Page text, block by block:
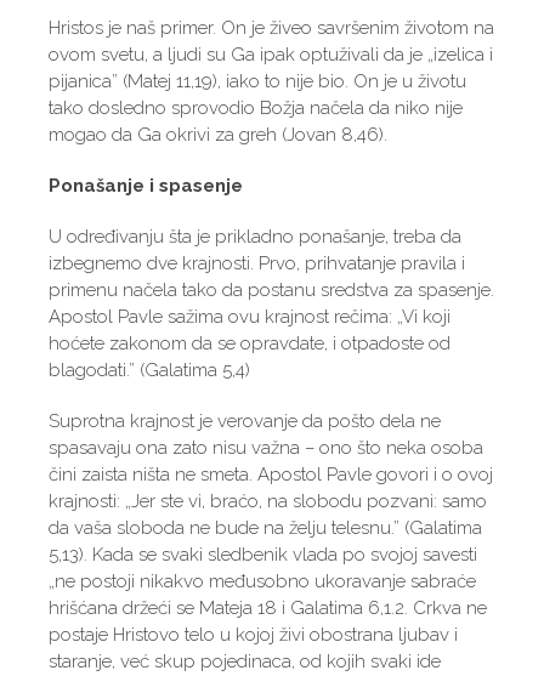
Hristos je naš primer. On je živeo savršenim životom na
ovom svetu, a ljudi su Ga ipak optuživali da je „izelica i
pijanica” (Matej 11,19), iako to nije bio. On je u životu
tako dosledno sprovodio Božja načela da niko nije
mogao da Ga okrivi za greh (Jovan 8,46).
Ponašanje i spasenje
U određivanju šta je prikladno ponašanje, treba da
izbegnemo dve krajnosti. Prvo, prihvatanje pravila i
primenu načela tako da postanu sredstva za spasenje.
Apostol Pavle sažima ovu krajnost rečima: „Vi koji
hoćete zakonom da se opravdate, i otpadoste od
blagodati.” (Galatima 5,4)
Suprotna krajnost je verovanje da pošto dela ne
spasavaju ona zato nisu važna – ono što neka osoba
čini zaista ništa ne smeta. Apostol Pavle govori i o ovoj
krajnosti: „Jer ste vi, braćo, na slobodu pozvani: samo
da vaša sloboda ne bude na želju telesnu.” (Galatima
5,13). Kada se svaki sledbenik vlada po svojoj savesti
„ne postoji nikakvo međusobno ukoravanje sabraće
hrišćana držeći se Mateja 18 i Galatima 6,1.2. Crkva ne
postaje Hristovo telo u kojoj živi obostrana ljubav i
staranje, već skup pojedinaca, od kojih svaki ide